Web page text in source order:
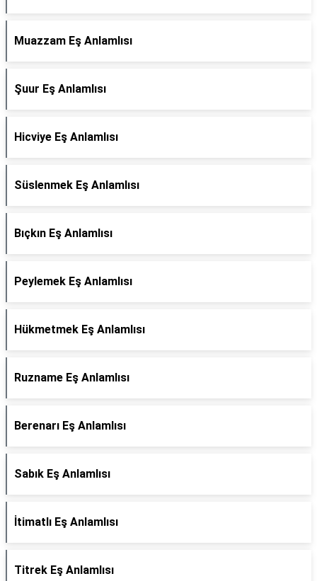
Muazzam Eş Anlamlısı
Şuur Eş Anlamlısı
Hicviye Eş Anlamlısı
Süslenmek Eş Anlamlısı
Bıçkın Eş Anlamlısı
Peylemek Eş Anlamlısı
Hükmetmek Eş Anlamlısı
Ruzname Eş Anlamlısı
Berenarı Eş Anlamlısı
Sabık Eş Anlamlısı
İtimatlı Eş Anlamlısı
Titrek Eş Anlamlısı